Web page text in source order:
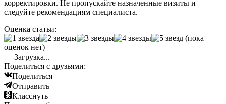
корректировки. Не пропускайте назначенные визиты и
следуйте рекомендациям специалиста.
Оценка статьи:
(пока
оценок нет)
Загрузка...
Поделиться с друзьями:
Поделиться
Отправить
Класснуть